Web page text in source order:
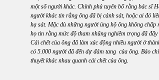
một số người khác. Chính phủ tuyên bố rằng bác sĩ
người khác tin rằng ông đã bị cảnh sát, hoặc ai đó
hạ sát. Mặc dù những người ủng hộ ông không chấp
họ tin rằng mức độ tham nhũng nghiêm trọng đã
Cái chết của ông đã làm xúc động nhiều người ở
có 5.000 người đã đến dự đám tang của ông. Báo
thuyết khác nhau quanh cái chết của ông.